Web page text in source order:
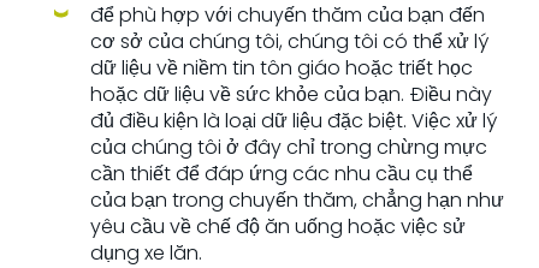
để phù hợp với chuyến thăm của bạn đến
cơ sở của chúng tôi, chúng tôi có thể xử lý
dữ liệu về niềm tin tôn giáo hoặc triết học
hoặc dữ liệu về sức khỏe của bạn. Điều này
đủ điều kiện là loại dữ liệu đặc biệt. Việc xử lý
của chúng tôi ở đây chỉ trong chừng mực
cần thiết để đáp ứng các nhu cầu cụ thể
của bạn trong chuyến thăm, chẳng hạn như
yêu cầu về chế độ ăn uống hoặc việc sử
dụng xe lăn.